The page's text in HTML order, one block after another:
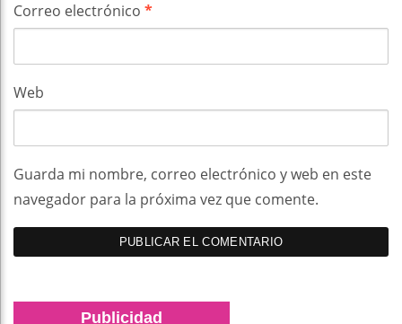
Correo electrónico *
Web
Guarda mi nombre, correo electrónico y web en este
navegador para la próxima vez que comente.
Publicidad